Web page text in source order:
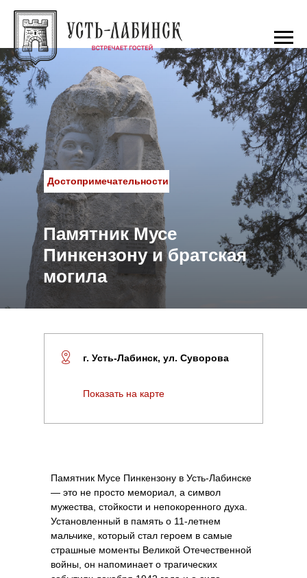
Памятник Мусе
Пинкензону и братская
могила
Достопримечательности
г. Усть-Лабинск, ул. Суворова
Памятник Мусе Пинкензону в Усть-Лабинске
— это не просто мемориал, а символ
мужества, стойкости и непокоренного духа.
Установленный в память о 11-летнем
мальчике, который стал героем в самые
страшные моменты Великой Отечественной
войны, он напоминает о трагических
Показать на карте